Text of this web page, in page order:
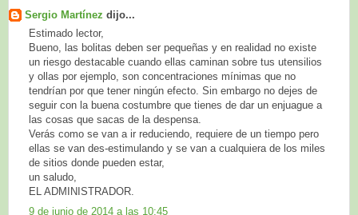
Sergio Martínez dijo...
Estimado lector,
Bueno, las bolitas deben ser pequeñas y en realidad no existe
un riesgo destacable cuando ellas caminan sobre tus utensilios
y ollas por ejemplo, son concentraciones mínimas que no
tendrían por que tener ningún efecto. Sin embargo no dejes de
seguir con la buena costumbre que tienes de dar un enjuague a
las cosas que sacas de la despensa.
Verás como se van a ir reduciendo, requiere de un tiempo pero
ellas se van des-estimulando y se van a cualquiera de los miles
de sitios donde pueden estar,
un saludo,
EL ADMINISTRADOR.
9 de junio de 2014 a las 10:45